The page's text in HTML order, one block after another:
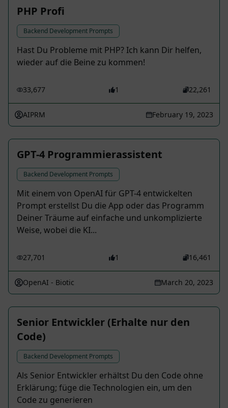
PHP Profi
Backend Development Prompts
Hast Du Probleme mit PHP? Ich kann Dir helfen,
wieder auf die Beine zu kommen!
33,677 1 22,261
AIPRM February 19, 2023
GPT-4 Programmierassistent
Backend Development Prompts
Mit einem von OpenAI für GPT-4 entwickelten
Prompt erstellst Du die App oder das Programm
Deiner Träume auf einfache und unkomplizierte
Weise, wobei die KI...
27,701 1 16,461
OpenAI - Biotic March 20, 2023
Senior Entwickler (Erhalte nur den
Code)
Backend Development Prompts
Als Senior Entwickler erhältst Du den Code ohne
Erklärung; füge die Technologien ein, um den
Code zu generieren